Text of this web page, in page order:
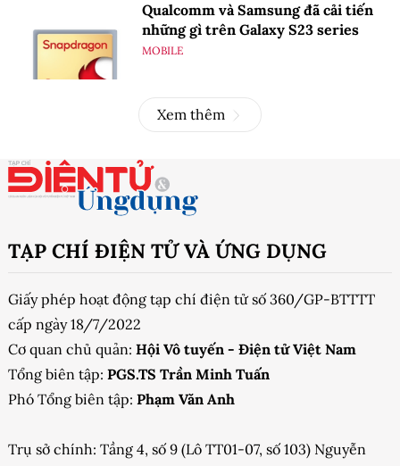
Qualcomm và Samsung đã cải tiến
những gì trên Galaxy S23 series
MOBILE
Xem thêm
TẠP CHÍ ĐIỆN TỬ VÀ ỨNG DỤNG
Giấy phép hoạt động tạp chí điện tử số 360/GP-BTTTT
cấp ngày 18/7/2022
Cơ quan chủ quản: Hội Vô tuyến - Điện tử Việt Nam
Tổng biên tập: PGS.TS Trần Minh Tuấn
Phó Tổng biên tập: Phạm Văn Anh
Trụ sở chính: Tầng 4, số 9 (Lô TT01-07, số 103) Nguyễn